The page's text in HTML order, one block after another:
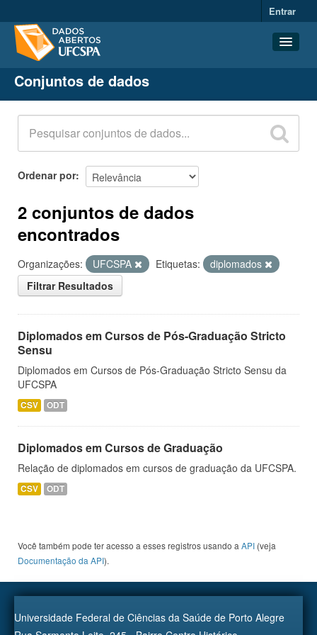
Entrar
Conjuntos de dados
Organizações
Grupos
Sobre
Conjuntos de dados
Ordenar por
2 conjuntos de dados
encontrados
Organizações: UFCSPA Etiquetas:
diplomados
Filtrar Resultados
Diplomados em Cursos de Pós-Graduação Stricto
Sensu
Diplomados em Cursos de Pós-Graduação Stricto Sensu da
UFCSPA
CSV ODT
Diplomados em Cursos de Graduação
Relação de diplomados em cursos de graduação da UFCSPA.
CSV ODT
Você também pode ter acesso a esses registros usando a API (veja
Documentação da API).
Universidade Federal de Ciências da Saúde de Porto Alegre